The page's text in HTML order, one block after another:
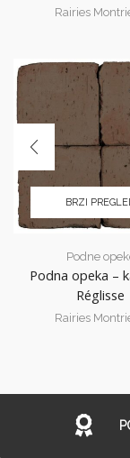
Rairies
BRZI
Podne
Podna opeka –
Réglisse
Rairies